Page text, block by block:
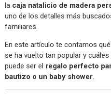
la caja natalicio de madera
uno de los detalles más
familiares.
En este artículo te contamos
se ha vuelto tan popular y
puede ser el regalo perfecto
bautizo o un baby shower.